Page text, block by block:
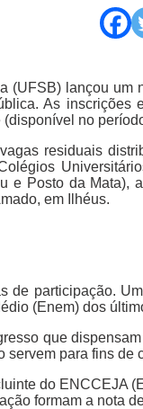
(UFSB) lançou um
As
no
residuais
e Posto da
em Ilhéus.
de participação.
(Enem) dos
que
servem para fins de
do ENCCEJA
formam a nota